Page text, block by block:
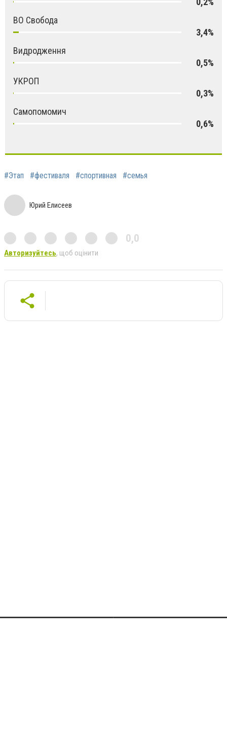
ВО Свобода
3,4%
Видродження
0,5%
УКРОП
0,3%
Самопомомич
0,6%
#Этап #фестиваля #спортивная #семья
Юрий Елисеев
0,0
Авторизуйтесь, щоб оцінити